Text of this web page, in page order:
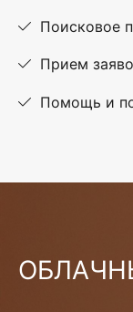
Поисковое
Прием
Помощь и